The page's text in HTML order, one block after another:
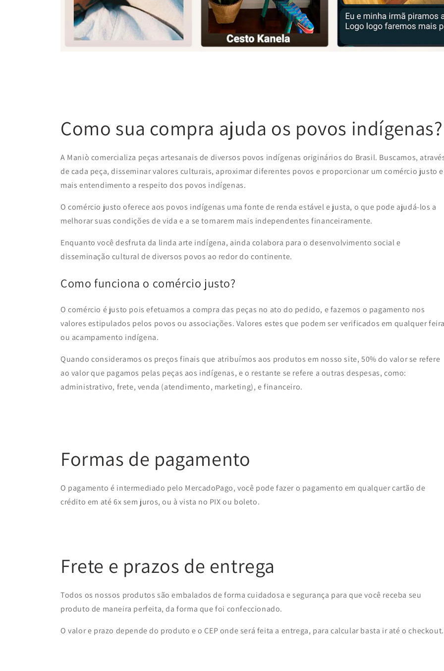
Como sua compra ajuda os povos indígenas?
A Maniò comercializa peças artesanais de diversos povos indígenas originários do Brasil. Buscamos,
de cada peça, disseminar valores culturais, aproximar diferentes povos e proporcionar um comércio justo e
mais entendimento a respeito dos povos indígenas.
O comércio justo oferece aos povos indígenas uma fonte de renda estável e justa, o que pode ajudá-los a
melhorar suas condições de vida e a se tornarem mais independentes financeiramente.
Enquanto você desfruta da linda arte indígena, ainda colabora para o desenvolvimento social e
disseminação cultural de diversos povos ao redor do continente.
Como funciona o comércio justo?
O comércio é justo pois efetuamos a compra das peças no ato do pedido, e fazemos o pagamento nos
valores estipulados pelos povos ou associações. Valores estes que podem ser verificados em qualquer
ou acampamento indígena.
Quando consideramos os preços finais que atribuímos aos produtos em nosso site, 50% do valor se refere
ao valor que pagamos pelas peças aos indígenas, e o restante se refere a outras despesas, como:
administrativo, frete, venda (atendimento, marketing), e financeiro.
Formas de pagamento
O pagamento é intermediado pelo MercadoPago, você pode fazer o pagamento em qualquer cartão de
crédito em até 6x sem juros, ou à vista no PIX ou boleto.
Frete e prazos de entrega
Todos os nossos produtos são embalados de forma cuidadosa e segurança para que você receba seu
produto de maneira perfeita, da forma que foi confeccionado.
O valor e prazo depende do produto e o CEP onde será feita a entrega, para calcular basta ir até o checkout.